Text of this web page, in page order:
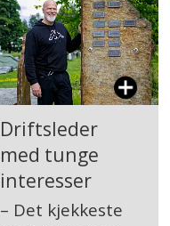
Driftsleder
med tunge
interesser
– Det kjekkeste